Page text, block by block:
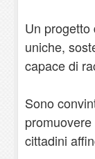
Un
uniche,
capace di
Sono
cittadini